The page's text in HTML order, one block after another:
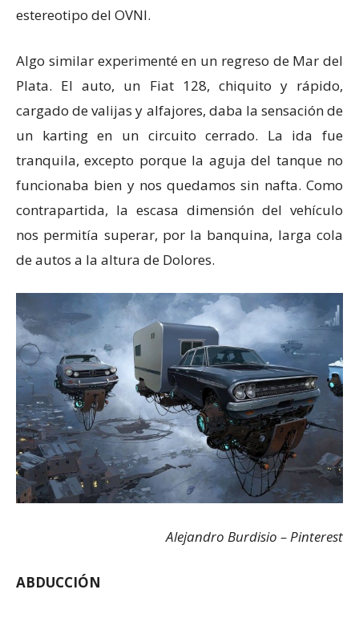
estereotipo del OVNI.
Algo similar experimenté en un regreso de Mar del
Plata. El auto, un Fiat 128, chiquito y rápido,
cargado de valijas y alfajores, daba la sensación de
un karting en un circuito cerrado. La ida fue
tranquila, excepto porque la aguja del tanque no
funcionaba bien y nos quedamos sin nafta. Como
contrapartida, la escasa dimensión del vehículo
nos permitía superar, por la banquina, larga cola
de autos a la altura de Dolores.
Alejandro Burdisio – Pinterest
ABDUCCIÓN